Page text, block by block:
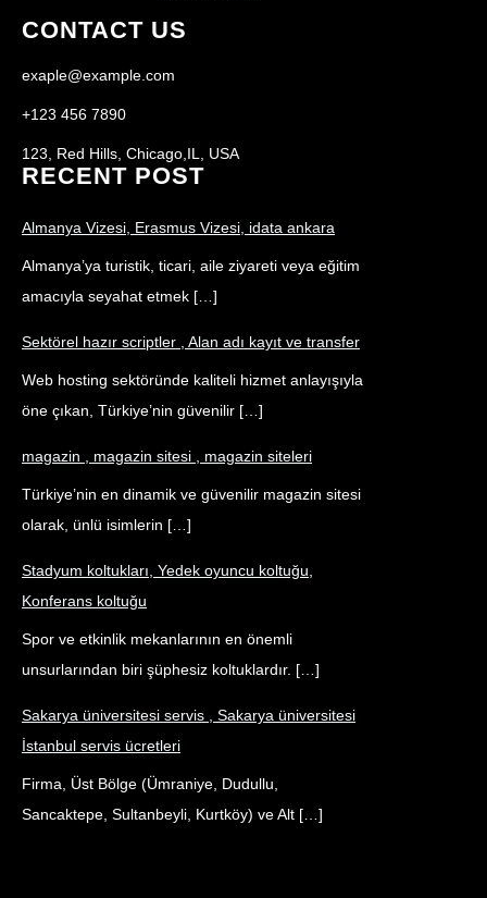
CONTACT US
exaple@example.com
+123 456 7890
123, Red Hills, Chicago,IL, USA
RECENT POST
Almanya Vizesi, Erasmus Vizesi, idata ankara
Almanya’ya turistik, ticari, aile ziyareti veya eğitim
amacıyla seyahat etmek […]
Sektörel hazır scriptler , Alan adı kayıt ve transfer
Web hosting sektöründe kaliteli hizmet anlayışıyla
öne çıkan, Türkiye’nin güvenilir […]
magazin , magazin sitesi , magazin siteleri
Türkiye’nin en dinamik ve güvenilir magazin sitesi
olarak, ünlü isimlerin […]
Stadyum koltukları, Yedek oyuncu koltuğu,
Konferans koltuğu
Spor ve etkinlik mekanlarının en önemli
unsurlarından biri şüphesiz koltuklardır. […]
Sakarya üniversitesi servis , Sakarya üniversitesi
İstanbul servis ücretleri
Firma, Üst Bölge (Ümraniye, Dudullu,
Sancaktepe, Sultanbeyli, Kurtköy) ve Alt […]